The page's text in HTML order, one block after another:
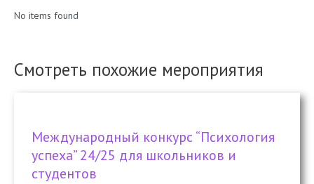
No items found
Смотреть похожие мероприятия
Международный конкурс “Психология
успеха” 24/25 для школьников и
студентов